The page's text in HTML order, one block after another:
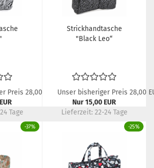
Preis 28,00 EUR
Tage
Strickhandtasche
"Black Leo“
Unser bisheriger Preis 28,00
Nur 15,00 EUR
Lieferzeit: 22-24 Tage
-37% -25%